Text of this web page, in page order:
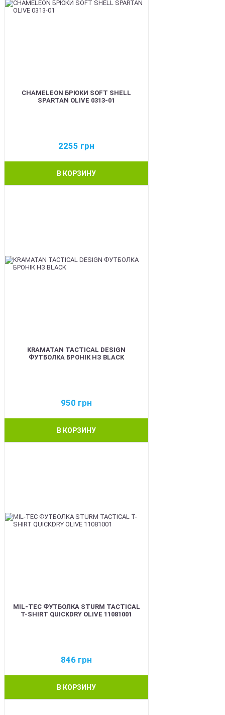
CHAMELEON БРЮКИ SOFT SHELL
SPARTAN OLIVE 0313-01
2255 грн
В КОРЗИНУ
KRAMATAN TACTICAL DESIGN
ФУТБОЛКА БРОНІК НЗ BLACK
950 грн
В КОРЗИНУ
MIL-TEC ФУТБОЛКА STURM TACTICAL
T-SHIRT QUICKDRY OLIVE 11081001
846 грн
В КОРЗИНУ